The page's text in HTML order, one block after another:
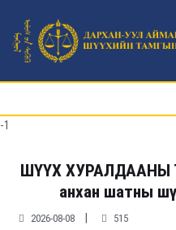
-1
ШҮҮХ ХУРАЛДААНЫ
анхан шатны
2026-08-08 | 515